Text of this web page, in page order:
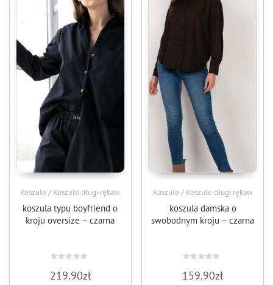
Koszule / Koszule długi rękaw
koszula typu boyfriend o
kroju oversize – czarna
0
na
219.90zł
Koszule / Koszule długi rękaw
koszula damska o
swobodnym kroju – czarna
0
na
159.90zł